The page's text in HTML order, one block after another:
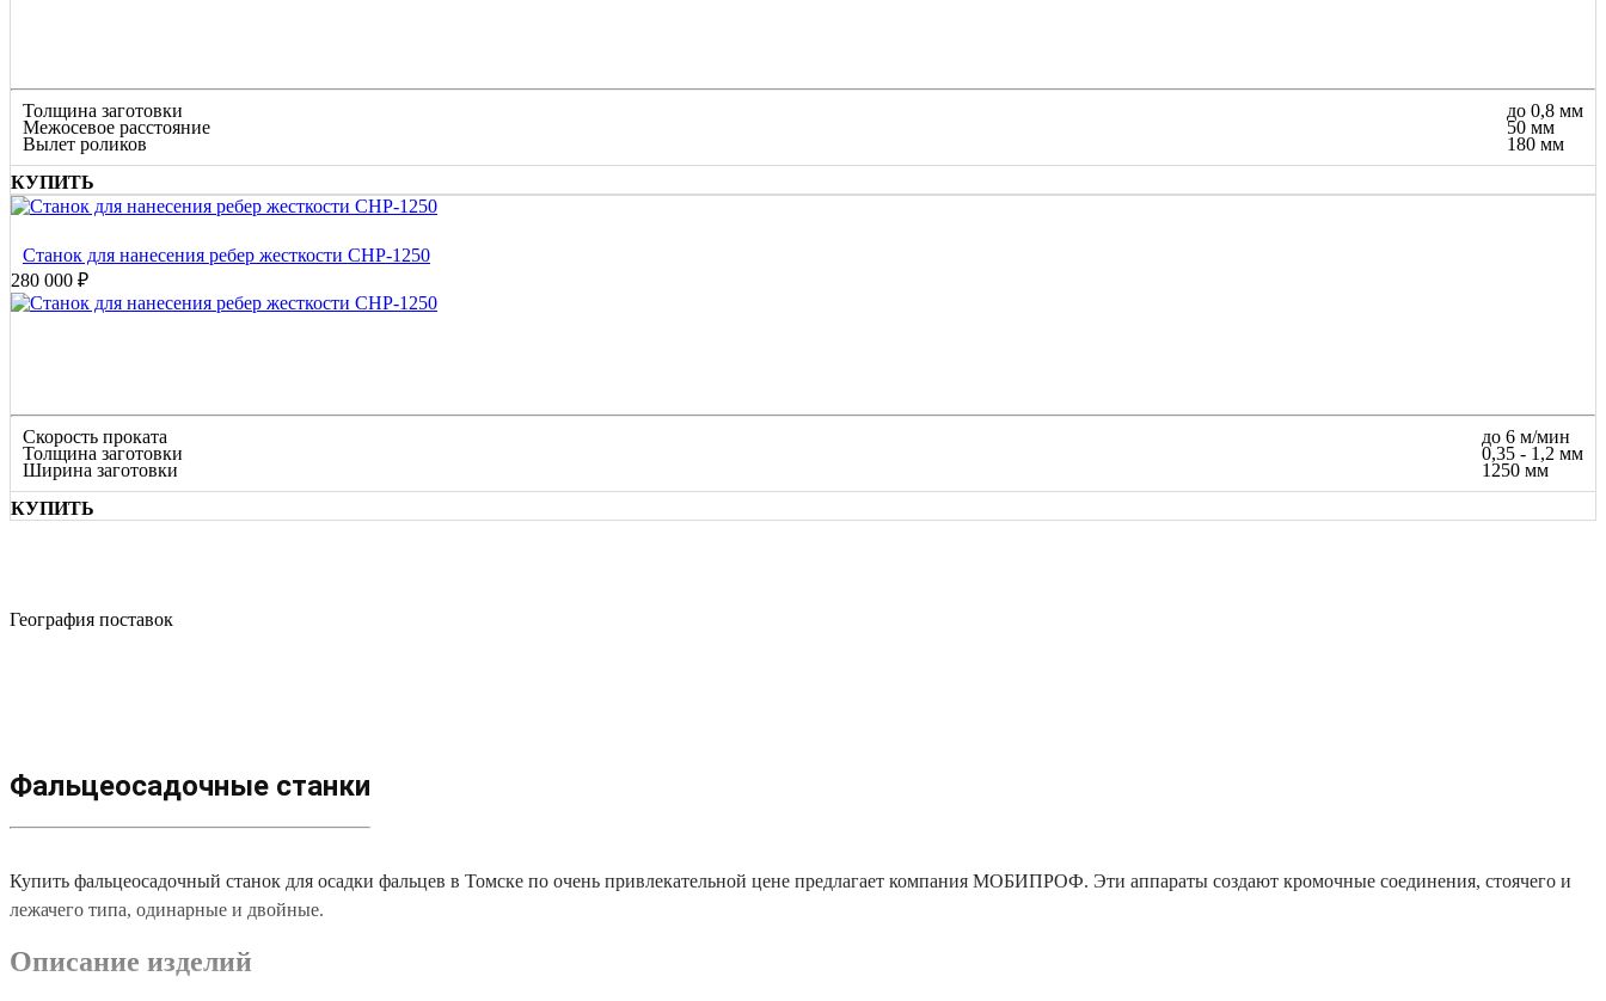
Толщина заготовки
Межосевое расстояние
Вылет роликов
до 0,8 мм
50 мм
180 мм
КУПИТЬ
Станок для нанесения ребер жесткости СНР-1250
280 000 ₽
Скорость проката
Толщина заготовки
Ширина заготовки
до 6 м/мин
0,35 - 1,2 мм
1250 мм
КУПИТЬ
География поставок
Фальцеосадочные станки
Купить фальцеосадочный станок для осадки фальцев в Томске по очень привлекательной цене предлагает компания МОБИПРОФ. Эти аппараты создают кромочные соединения, стоячего и
лежачего типа, одинарные и двойные.
Описание изделий